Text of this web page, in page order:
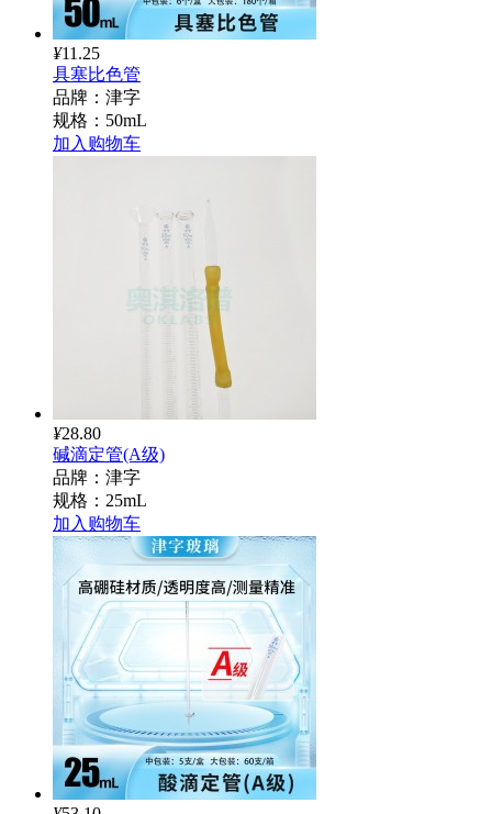
¥11.25
具塞比色管
品牌：津字
规格：50mL
加入购物车
¥28.80
碱滴定管(A级)
品牌：津字
规格：25mL
加入购物车